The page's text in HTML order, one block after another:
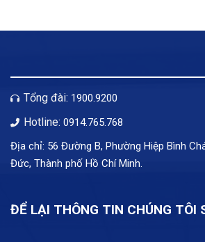
Tổng đài: 1900.9200
Hotline: 0914.765.768
Địa chỉ: 56 Đường B, Phường Hiệp Bình
Đức, Thành phố Hồ Chí Minh.
ĐỂ LẠI THÔNG TIN CHÚNG TÔI